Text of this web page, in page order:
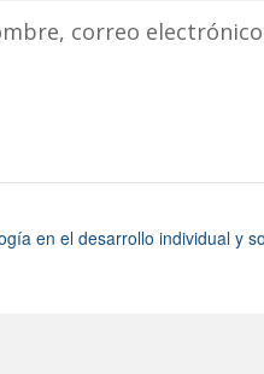
correo
en el desarrollo individual y